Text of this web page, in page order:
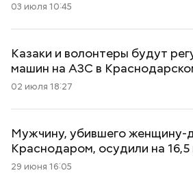
03 июля 10:45
Казаки и волонтеры будут
машин на АЗС в
02 июля 18:27
Мужчину, убившего женщину-
Краснодаром, осудили на 16,5
29 июня 16:05